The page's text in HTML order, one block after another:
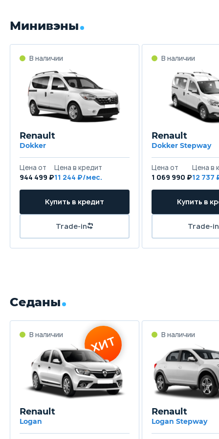
Минивэны
В наличии
Renault
Dokker
Цена от
944 499 ₽
Цена в кредит
11 244 ₽/мес.
Купить в кредит
Trade-in
В наличии
Renault
Dokker Stepway
Цена от
1 069 990 ₽
Цена в
12 737
Купить в
Trade-in
Седаны
В наличии ХИТ
Renault
Logan
В наличии
Renault
Logan Stepway